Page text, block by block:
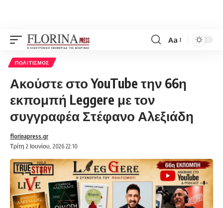
Font
Aa
ΠΟΛΙΤΙΣΜΌΣ
Ακούστε στο YouTube την 66η
εκπομπή Leggere με τον
συγγραφέα Στέφανο Αλεξιάδη
Τρίτη 2 Ιουνίου, 2026 22:10
florinapress.gr